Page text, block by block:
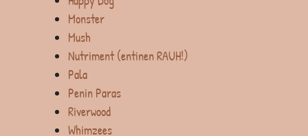
Monster
Mush
Nutriment (entinen RAUH!)
Pala
Penin Paras
Riverwood
Whimzees